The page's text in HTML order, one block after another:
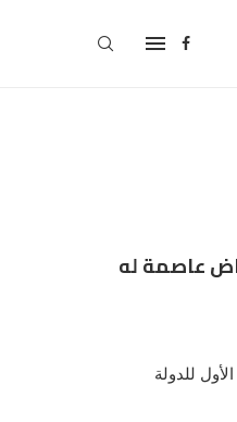
عاصمة له
للدولة